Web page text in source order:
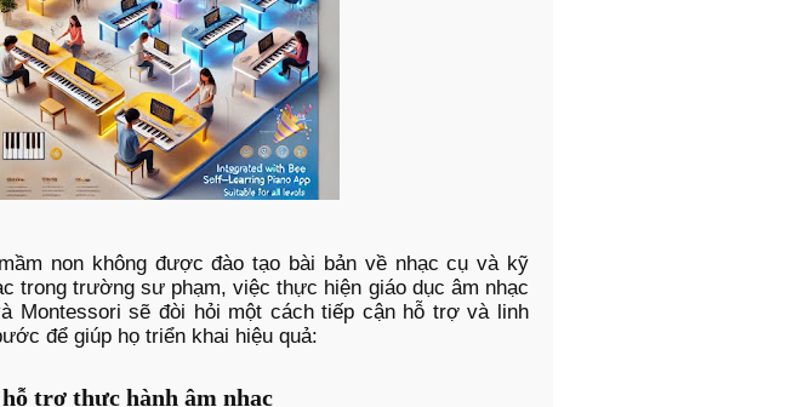
non không được đào tạo bài bản về nhạc cụ và kỹ
trong trường sư phạm, việc thực hiện giáo dục âm nhạc
Montessori sẽ đòi hỏi một cách tiếp cận hỗ trợ và linh
để giúp họ triển khai hiệu quả:
trợ thực hành âm nhạc